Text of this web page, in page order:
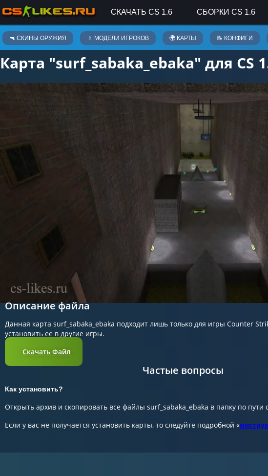
СКАЧАТЬ CS 1.6 СБОРКИ CS 1.6
🔫 СКИНЫ ОРУЖИЯ 🚶 МОДЕЛИ ИГРОКОВ 🌍 КАРТЫ 📝 КОНФИГИ
Карты
Карта "surf_sabaka_ebaka" для CS
Описание файла
Данная карта surf_sabaka_ebaka подходит лишь только для игры Counter
установить ее в другие игры.
Скачать Файл
Частые вопросы
Как установить?
Открыть архив и скопировать все файлы surf_sabaka_ebaka в папку по пути
Если у вас не получается установить карты, то следуйте подробной «